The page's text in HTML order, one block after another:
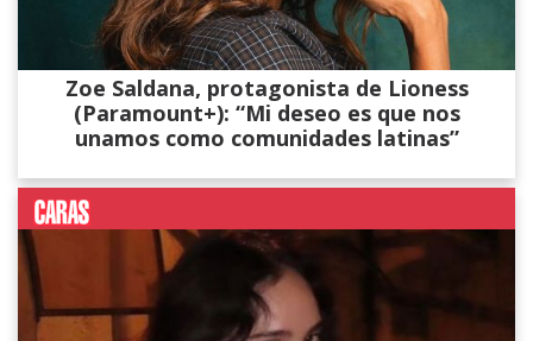
Zoe Saldana, protagonista de Lioness
(Paramount+): “Mi deseo es que nos
unamos como comunidades latinas”